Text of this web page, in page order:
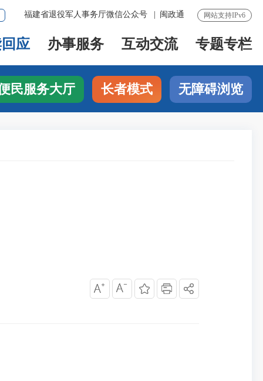
网站支持IPv6
福建省退役军人事务厅微信公众号 闽政通
应 办事服务 互动交流 专题专栏
民服务大厅 长者模式 无障碍浏览